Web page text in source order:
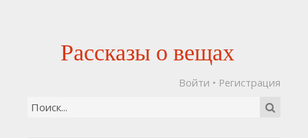
Рассказы о вещах
Войти • Регистрация